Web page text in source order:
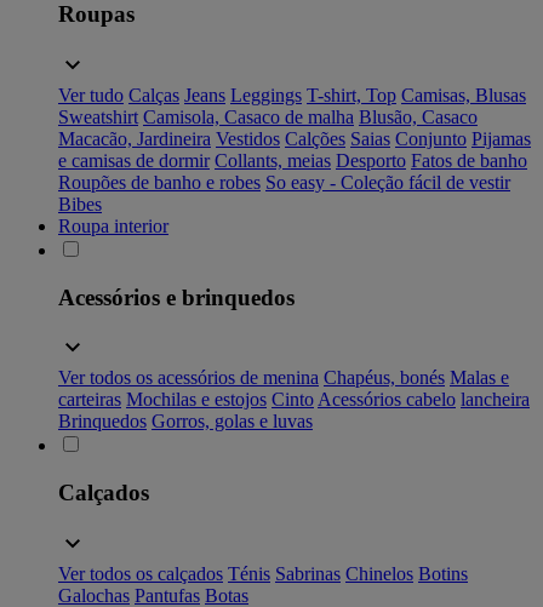
Roupas
Ver tudo Calças Jeans Leggings T-shirt, Top Camisas, Blusas
Sweatshirt Camisola, Casaco de malha Blusão, Casaco
Macacão, Jardineira Vestidos Calções Saias Conjunto Pijamas
e camisas de dormir Collants, meias Desporto Fatos de banho
Roupões de banho e robes So easy - Coleção fácil de vestir
Bibes
Roupa interior
Acessórios e brinquedos
Ver todos os acessórios de menina Chapéus, bonés Malas e
carteiras Mochilas e estojos Cinto Acessórios cabelo lancheira
Brinquedos Gorros, golas e luvas
Calçados
Ver todos os calçados Ténis Sabrinas Chinelos Botins
Galochas Pantufas Botas